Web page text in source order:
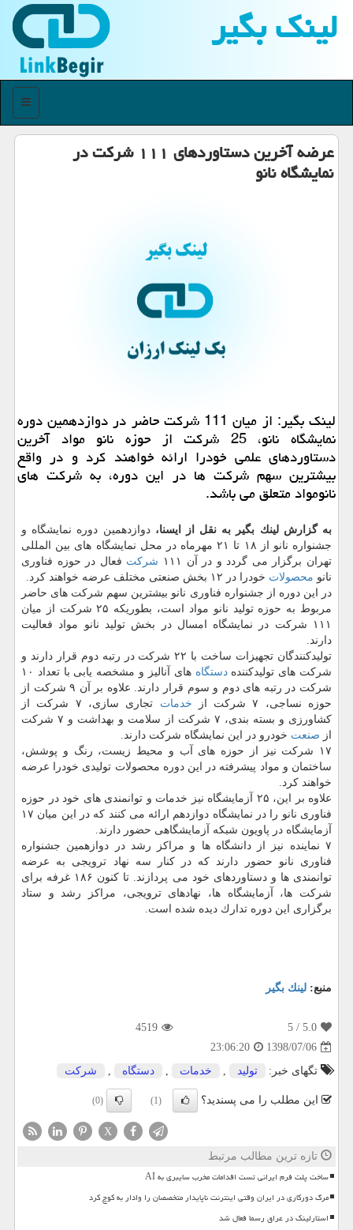
لینك بگیر
منو
عرضه آخرین دستاوردهای ۱۱۱ شركت در
نمایشگاه نانو
لینك بگیر: از میان 111 شركت حاضر در دوازدهمین دوره
نمایشگاه نانو، 25 شركت از حوزه نانو مواد آخرین
دستاوردهای علمی خودرا ارائه خواهند كرد و در واقع
بیشترین سهم شركت ها در این دوره، به شركت های
نانومواد متعلق می باشد.
به گزارش لینك بگیر به نقل از ایسنا،دوازدهمین دوره نمایشگاه و
جشنواره نانو از ۱۸ تا ۲۱ مهرماه در محل نمایشگاه های بین المللی
تهران برگزار می گردد و در آن ۱۱۱
شركت فعال در حوزه فناوری
نانو محصولات خودرا در ۱۲ بخش صنعتی مختلف عرضه خواهند كرد.
در این دوره از جشنواره فناوری نانو بیشترین سهم شركت های حاضر
مربوط به حوزه تولید نانو مواد است، بطوریكه ۲۵ شركت از میان
۱۱۱ شركت در نمایشگاه امسال در بخش تولید نانو مواد فعالیت
دارند.
تولیدكنندگان تجهیزات ساخت با ۲۲ شركت در رتبه دوم قرار دارند و
شركت های تولیدكنندهدستگاه
های آنالیز و مشخصه یابی با تعداد ۱۰
شركت در رتبه های دوم و سوم قرار دارند. علاوه بر آن ۹ شركت از
حوزه نساجی، ۷ شركت از
خدمات
تجاری سازی، ۷ شركت از
كشاورزی و بسته بندی، ۷ شركت از سلامت و بهداشت و ۷ شركت
از صنعت خودرو در این نمایشگاه شركت دارند.
۱۷ شركت نیز از حوزه های آب و محیط زیست، رنگ و پوشش،
ساختمان و مواد پیشرفته در این دوره محصولات تولیدی خودرا عرضه
خواهند كرد.
علاوه بر این، ۲۵ آزمایشگاه نیز خدمات و توانمندی های خود در حوزه
فناوری نانو را در نمایشگاه دوازدهم ارائه می كنند كه در این میان ۱۷
آزمایشگاه در پاویون شبكه آزمایشگاهی حضور دارند.
۷ نماینده نیز از دانشگاه ها و مراكز رشد در دوازهمین جشنواره
فناوری نانو حضور دارند كه در كنار سه نهاد ترویجی به عرضه
توانمندی ها و دستاوردهای خود می پردازند. تا كنون ۱۸۶ غرفه برای
شركت ها، آزمایشگاه ها، نهادهای ترویجی، مراكز رشد و ستاد
برگزاری این دوره تدارك دیده شده است.
منبع: لینك بگیر
5.0
/ 5
4519
1398/07/06
23:06:20
تگهای خبر:
تولید , خدمات , دستگاه , شركت
این مطلب را می پسندید؟ (1)
(0)
X
تازه ترین مطالب مرتبط
ساخت پلت فرم ایرانی تست اقدامات مخرب سایبری به AI
مرگ دورکاری در ایران وقتی اینترنت ناپایدار متخصصان را وادار به کوچ کرد
استارلینک در عراق رسما فعال شد